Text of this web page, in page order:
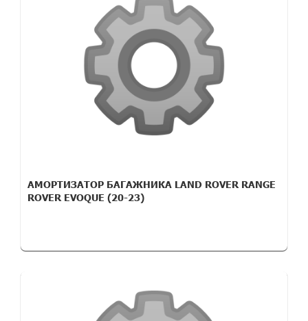
АМОРТИЗАТОР БАГАЖНИКА LAND ROVER RANGE
ROVER EVOQUE (20-23)